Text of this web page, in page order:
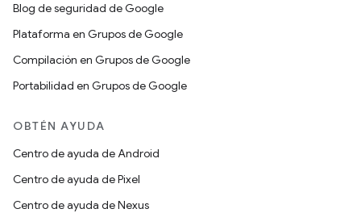
Blog de seguridad de Google
Plataforma en Grupos de Google
Compilación en Grupos de Google
Portabilidad en Grupos de Google
OBTÉN AYUDA
Centro de ayuda de Android
Centro de ayuda de Pixel
Centro de ayuda de Nexus